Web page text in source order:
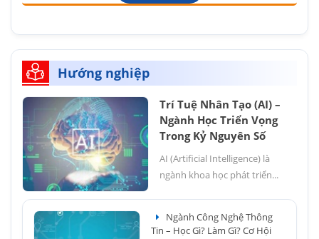
Hướng nghiệp
Trí Tuệ Nhân Tạo (AI) –
Ngành Học Triển Vọng
Trong Kỷ Nguyên Số
AI (Artificial Intelligence) là
ngành khoa học phát triển...
Ngành Công Nghệ Thông
Tin – Học Gì? Làm Gì? Cơ Hội